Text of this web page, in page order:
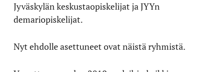
Jyväskylän keskustaopiskelijat ja JYYn
demariopiskelijat.
Nyt ehdolle asettuneet ovat näistä ryhmistä.